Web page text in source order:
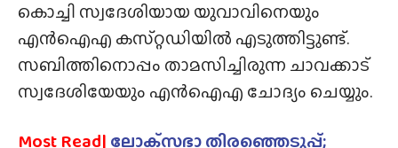
കൊച്ചി സ്വദേശിയായ യുവാവിനെയും
എൻഐഎ കസ്‌റ്റഡിയിൽ എടുത്തിട്ടുണ്ട്.
സബിത്തിനൊപ്പം താമസിച്ചിരുന്ന ചാവക്കാട്
സ്വദേശിയേയും എൻഐഎ ചോദ്യം ചെയ്യും.
Most Read| ലോക്‌സഭാ തിരഞ്ഞെടുപ്പ്;